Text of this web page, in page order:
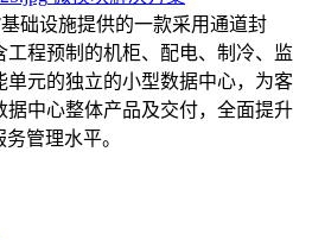
础设施提供的一款采用通道封
工程预制的机柜、配电、制冷、监
单元的独立的小型数据中心，为客
据中心整体产品及交付，全面提升
管理水平。